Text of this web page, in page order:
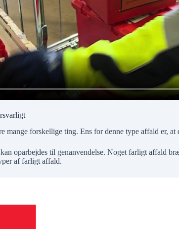
mange forskellige ting. Ens for denne type affald er,
oparbejdes til genanvendelse. Noget farligt affald
af farligt affald.